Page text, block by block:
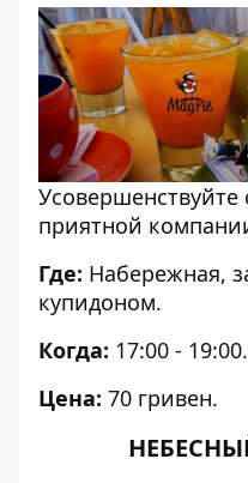
Усовершенствуйте
приятной
Где: Набережная,
купидоном.
Когда: 17:00 - 19:00.
Цена: 70 гривен.